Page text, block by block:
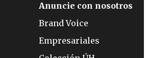
Anuncie con nosotros
Brand Voice
Empresariales